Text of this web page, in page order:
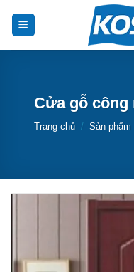
Cửa gỗ công
Trang chủ / Sản phẩm